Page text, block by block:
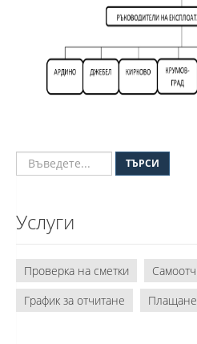
ТЪРСИ
Услуги
Проверка на сметки
График за отчитане